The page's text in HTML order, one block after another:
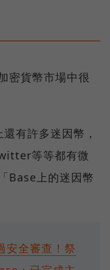
密貨幣市場中很
有許多迷因幣，
等等都有微
Base上的迷因幣
安全審查！祭